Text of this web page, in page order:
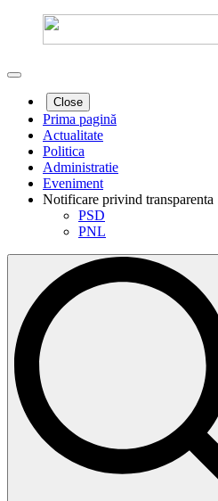
Close
Prima pagină
Actualitate
Politica
Administratie
Eveniment
Notificare privind transparenta
PSD
PNL